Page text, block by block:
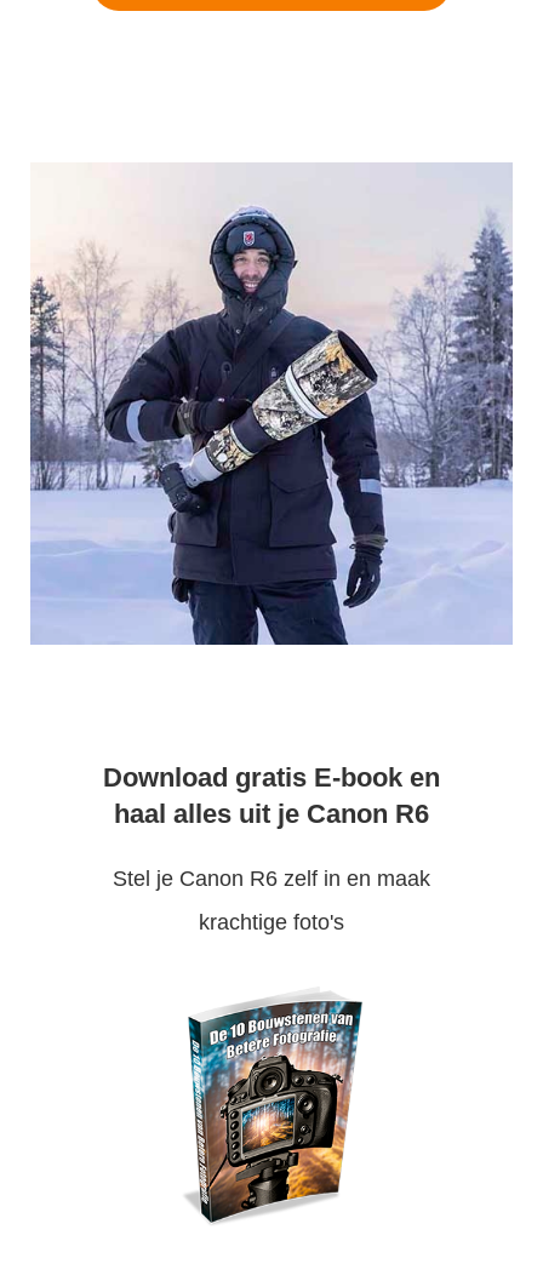
Download gratis E-book en
haal alles uit je Canon R6
Stel je Canon R6 zelf in en maak
krachtige foto's